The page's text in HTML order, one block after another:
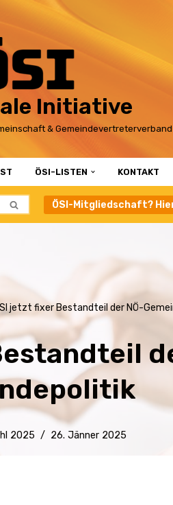
Initiative
& Gemeindevertreterverband
ÖSI-LISTEN KONTAKT
ÖSI-Mitgliedschaft?
jetzt fixer Bestandteil der NÖ-
2025 26. Jänner 2025